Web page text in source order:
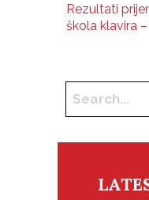
Rezultati
škola klavira